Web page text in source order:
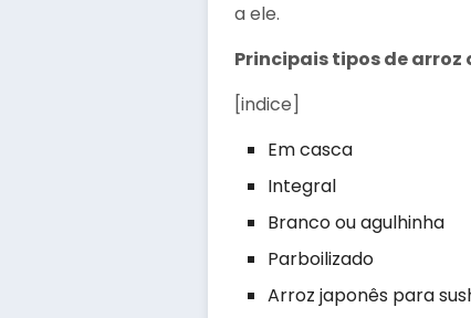
a ele.
Principais tipos de
[indice]
Em casca
Integral
Branco ou agulhinha
Parboilizado
Arroz japonês para